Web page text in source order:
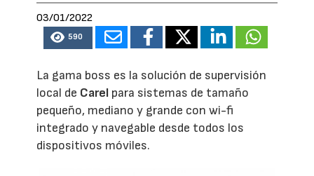
03/01/2022
590
La gama boss es la solución de supervisión
local de Carel para sistemas de tamaño
pequeño, mediano y grande con wi-fi
integrado y navegable desde todos los
dispositivos móviles.